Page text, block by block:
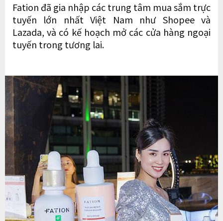
Fation đã gia nhập các trung tâm mua sắm trực
tuyến lớn nhất Việt Nam như Shopee và
Lazada, và có kế hoạch mở các cửa hàng ngoại
tuyến trong tương lai.